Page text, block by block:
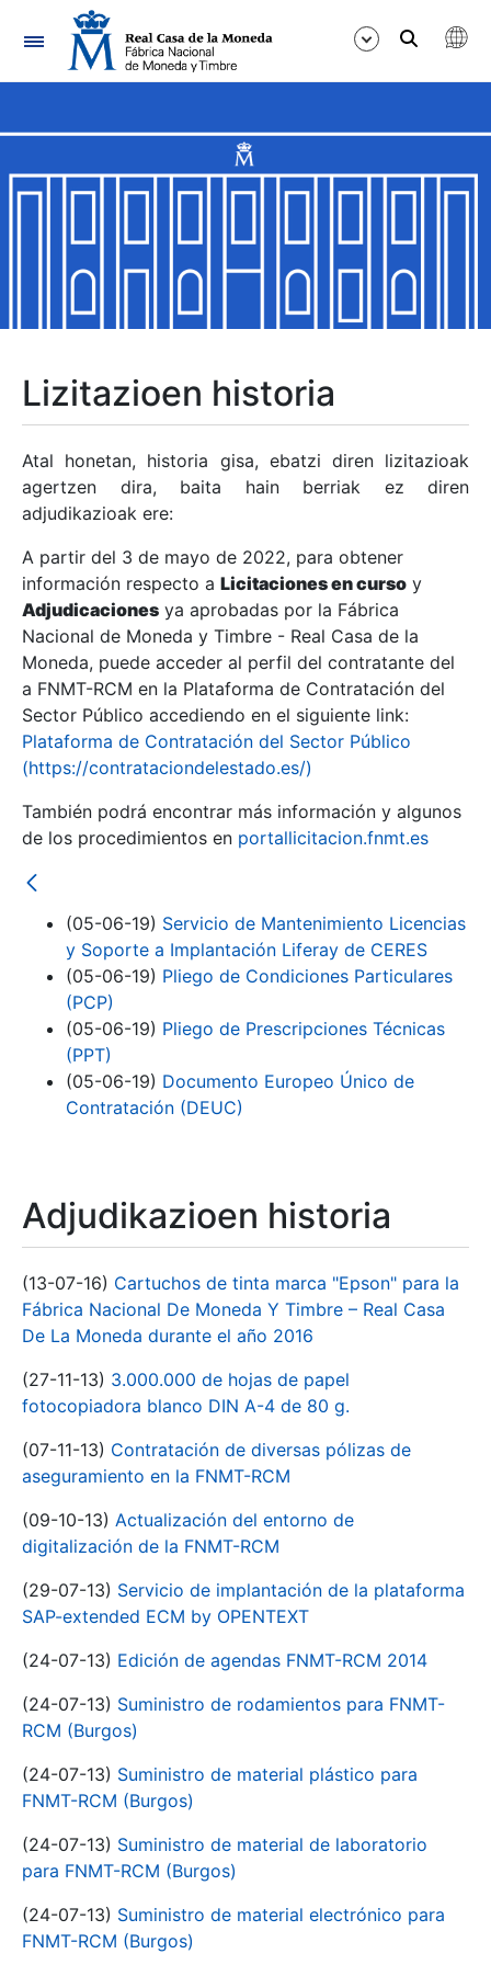
Nabigazioa
Erakutsi/Ezkutatu
Erakutsi/Ezkutatu
Erakutsi/Ezkutatu
Erakutsi/Ezkutatu
Erakutsi/Ezkutatu
Erakutsi/Ezkutatu
Erakutsi/Ezkutatu
Erakutsi/Ezkutatu
Lizitazioen historia
Atal honetan, historia gisa, ebatzi diren lizitazioak
agertzen dira, baita hain berriak ez diren
adjudikazioak ere:
A partir del 3 de mayo de 2022, para obtener
información respecto a Licitaciones en curso y
Adjudicaciones ya aprobadas por la Fábrica
Nacional de Moneda y Timbre - Real Casa de la
Moneda, puede acceder al perfil del contratante del
a FNMT-RCM en la Plataforma de Contratación del
Sector Público accediendo en el siguiente link:
Plataforma de Contratación del Sector Público
(https://contrataciondelestado.es/)
También podrá encontrar más información y algunos
de los procedimientos en portallicitacion.fnmt.es
(05-06-19) Servicio de Mantenimiento Licencias
y Soporte a Implantación Liferay de CERES
(05-06-19) Pliego de Condiciones Particulares
(PCP)
(05-06-19) Pliego de Prescripciones Técnicas
(PPT)
(05-06-19) Documento Europeo Único de
Contratación (DEUC)
Adjudikazioen historia
(13-07-16) Cartuchos de tinta marca "Epson" para la
Fábrica Nacional De Moneda Y Timbre – Real Casa
De La Moneda durante el año 2016
(27-11-13) 3.000.000 de hojas de papel
fotocopiadora blanco DIN A-4 de 80 g.
(07-11-13) Contratación de diversas pólizas de
aseguramiento en la FNMT-RCM
(09-10-13) Actualización del entorno de
digitalización de la FNMT-RCM
(29-07-13) Servicio de implantación de la plataforma
SAP-extended ECM by OPENTEXT
(24-07-13) Edición de agendas FNMT-RCM 2014
(24-07-13) Suministro de rodamientos para FNMT-
RCM (Burgos)
(24-07-13) Suministro de material plástico para
FNMT-RCM (Burgos)
(24-07-13) Suministro de material de laboratorio
para FNMT-RCM (Burgos)
(24-07-13) Suministro de material electrónico para
FNMT-RCM (Burgos)